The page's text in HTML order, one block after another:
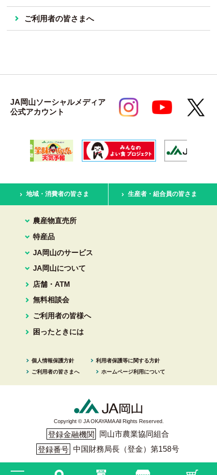
ご利用者の皆さまへ
JA岡山ソーシャルメディア
公式アカウント
地域・消費者の皆さま 生産者・組合員の皆さま
農産物直売所
特産品
JA岡山のサービス
JA岡山について
店舗・ATM
無料相談会
ご利用者の皆様へ
困ったときには
個人情報保護方針
利用者保護等に関する方針
ご利用者の皆さまへ
ホームページ利用について
Copyright © JA OKAYAMA All Rights Reserved.
登録金融機関
岡山市農業協同組合
登録番号 中国財務局長（登金）第158号